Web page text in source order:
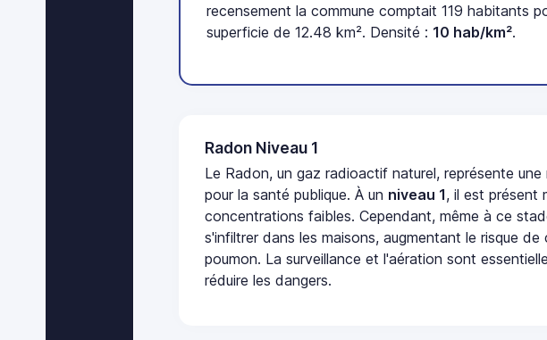
recensement la commune comptait 119 habitants
superficie de 12.48 km². Densité : 10 hab/km².
Radon Niveau 1
Le Radon, un gaz radioactif naturel, représente une
pour la santé publique. À un niveau 1, il est présent
concentrations faibles. Cependant, même à ce
s'infiltrer dans les maisons, augmentant le risque de
poumon. La surveillance et l'aération sont
réduire les dangers.